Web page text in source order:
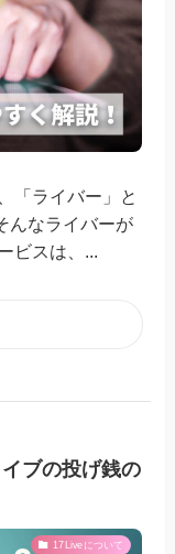
「ライバー」と
んなライバーが
ビスは、...
ブの投げ銭の
17Liveについて